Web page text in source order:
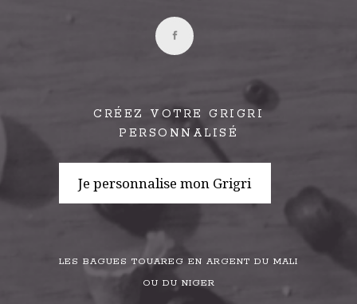
CRÉEZ VOTRE GRIGRI
PERSONNALISÉ
Je personnalise mon Grigri
LES BAGUES TOUAREG EN ARGENT DU MALI
OU DU NIGER